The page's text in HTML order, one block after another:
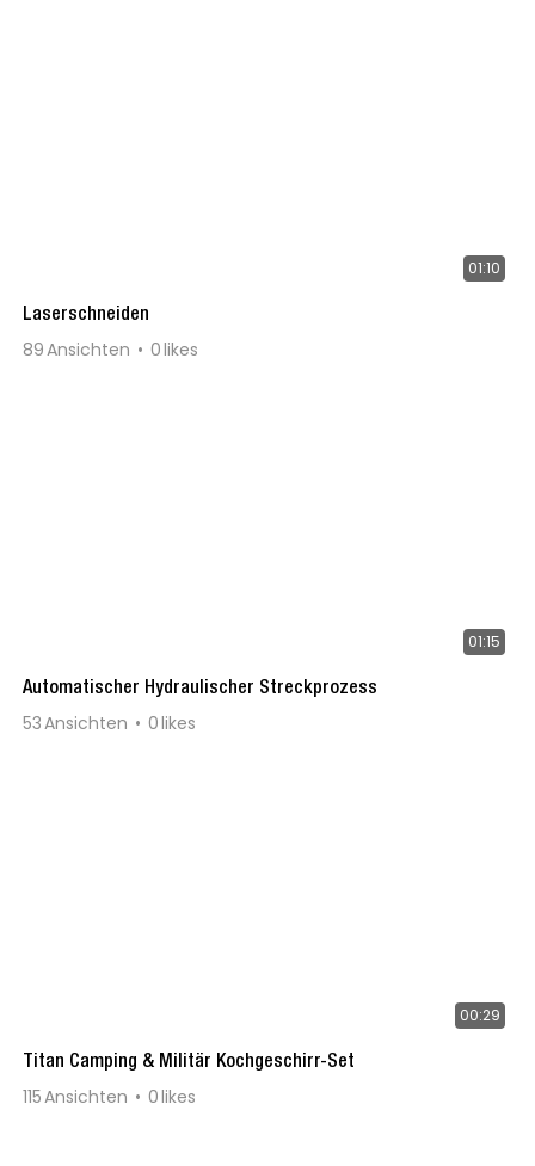
01:10
Laserschneiden
89Ansichten 0likes
01:15
Automatischer Hydraulischer Streckprozess
53Ansichten 0likes
00:29
Titan Camping & Militär Kochgeschirr-Set
115Ansichten 0likes